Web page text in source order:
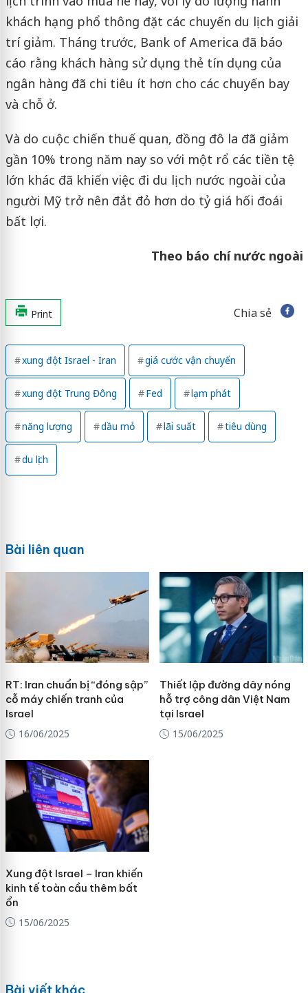
khách hạng phổ thông đặt các chuyến du lịch giải
trí giảm. Tháng trước, Bank of America đã báo
cáo rằng khách hàng sử dụng thẻ tín dụng của
ngân hàng đã chi tiêu ít hơn cho các chuyến bay
và chỗ ở.
Và do cuộc chiến thuế quan, đồng đô la đã giảm
gần 10% trong năm nay so với một rổ các tiền tệ
lớn khác đã khiến việc đi du lịch nước ngoài của
người Mỹ trở nên đắt đỏ hơn do tỷ giá hối đoái
bất lợi.
Theo báo chí nước ngoài
Print Chia sẻ
xung đột Israel - Iran giá cước vận chuyển
xung đột Trung Đông Fed lạm phát
năng lượng dầu mỏ lãi suất tiêu dùng
du lịch
Bài liên quan
RT: Iran chuẩn bị “đóng sập”
cỗ máy chiến tranh của
Israel
16/06/2025
Thiết lập đường dây nóng
hỗ trợ công dân Việt Nam
tại Israel
15/06/2025
Xung đột Israel – Iran khiến
kinh tế toàn cầu thêm bất
ổn
15/06/2025